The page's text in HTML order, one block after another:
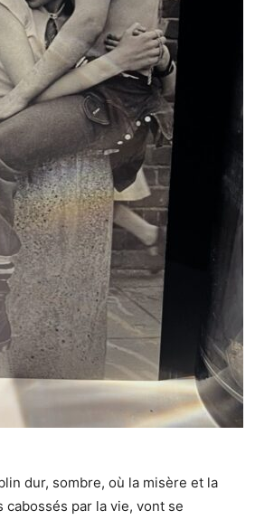
dur, sombre, où la misère et la
cabossés par la vie, vont se